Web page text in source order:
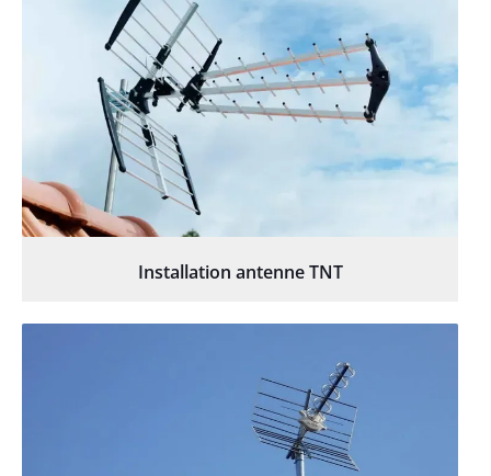
Installation antenne TNT